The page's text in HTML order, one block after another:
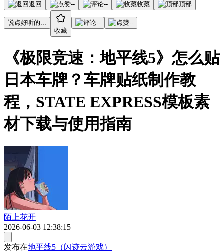
返回 -- -- 收藏 顶部
说点好听的...
收藏
-- --
《极限竞速：地平线5》怎么贴
日本车牌？车牌贴纸制作教
程，STATE EXPRESS模板素
材下载与使用指南
陌上花开
2026-06-03 12:38:15
发布在地平线5（闪迹云游戏）